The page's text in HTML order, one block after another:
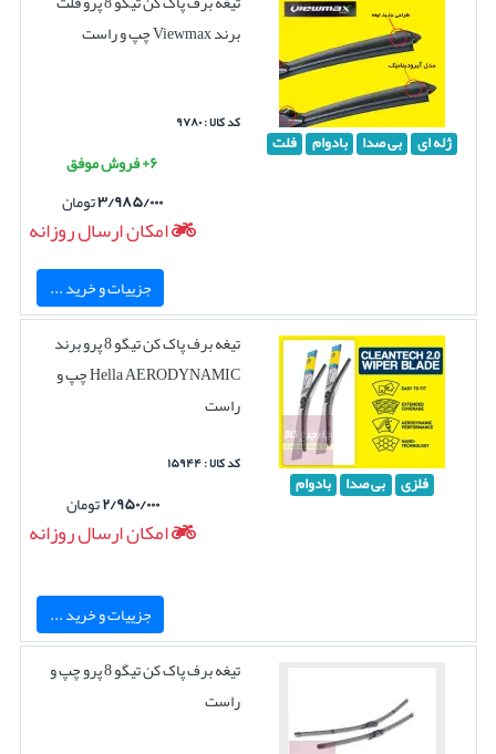
ژله ای بی صدا بادوام فلت
برند Viewmax چپ و راست
کد کالا : ۹۷۸۰
۶+ فروش موفق
۳/۹۸۵/۰۰۰تومان
امکان ارسال روزانه
جزییات و خرید ...
فلزی بی صدا بادوام
تیغه برف پاک کن تیگو 8 پرو برند
Hella AERODYNAMIC چپ و
راست
کد کالا : ۱۵۹۴۴
۲/۹۵۰/۰۰۰تومان
امکان ارسال روزانه
جزییات و خرید ...
تیغه برف پاک کن تیگو 8 پرو چپ و
راست